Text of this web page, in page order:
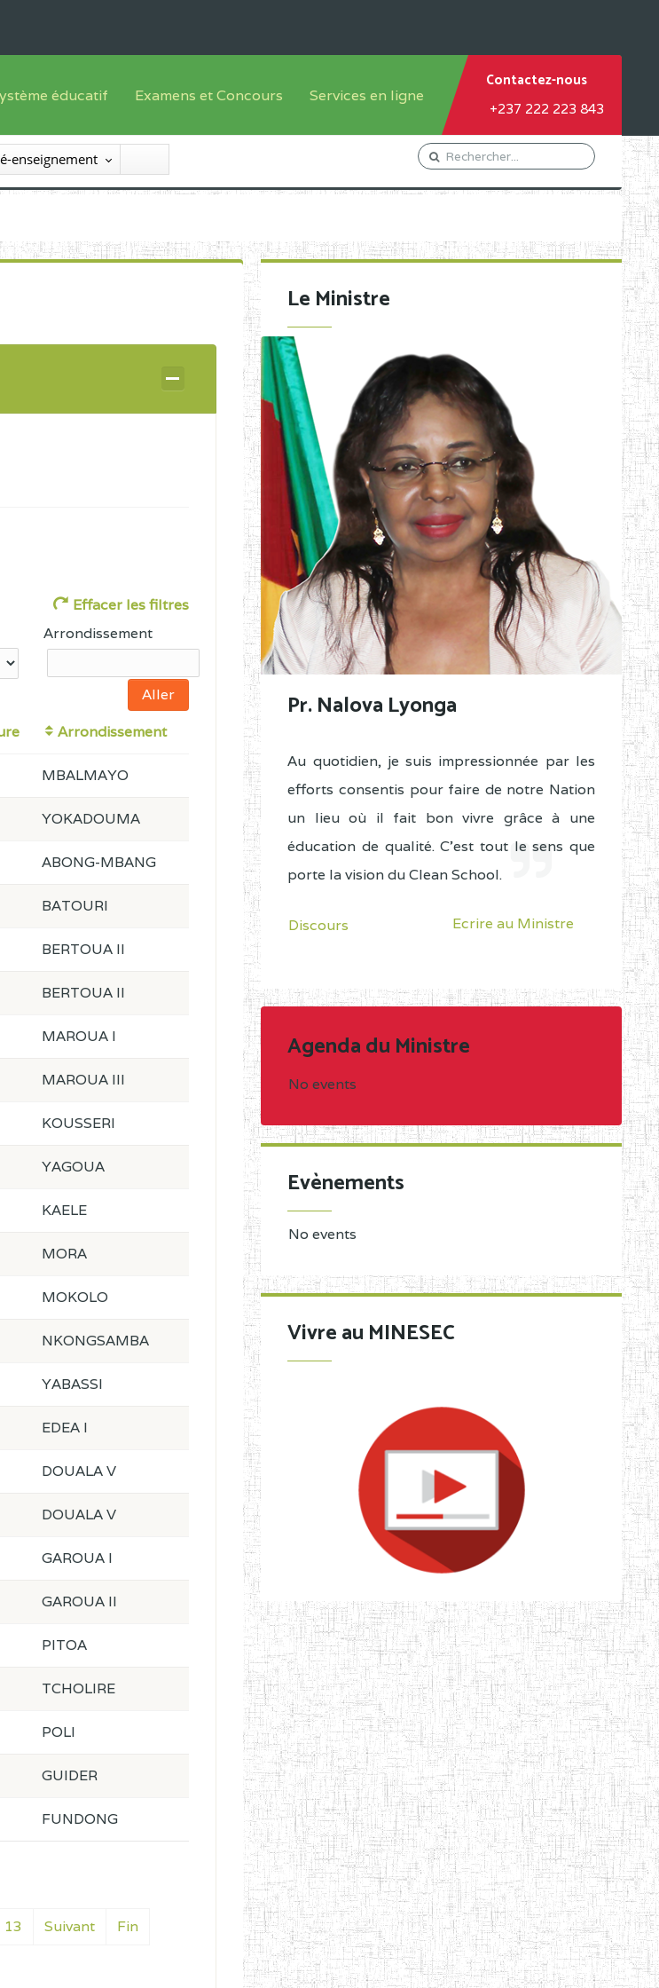
des Enseignements
éducatif
de formation
Sous système francophone
d'études
Examens et Concours
Inscriptions
Liste des candidats
Diplômes disponibles
Services en ligne
Orientation Conseil
Gestion du Personnel
Demande de subvention
Contactez-nous
+237 222 223 843
enseignement
Effacer les filtres
Arrondissement
Arrondissement
13 Suivant Fin
MBALMAYO
YOKADOUMA
ABONG-MBANG
BATOURI
BERTOUA II
BERTOUA II
MAROUA I
MAROUA III
KOUSSERI
YAGOUA
KAELE
MORA
MOKOLO
NKONGSAMBA
YABASSI
EDEA I
DOUALA V
DOUALA V
GAROUA I
GAROUA II
PITOA
TCHOLIRE
POLI
GUIDER
FUNDONG
Le Ministre
Pr. Nalova Lyonga
Au quotidien, je suis impressionnée par les
efforts consentis pour faire de notre Nation
un lieu où il fait bon vivre grâce à une
éducation de qualité. C'est tout le sens que
porte la vision du Clean School.
Discours Ecrire au Ministre
Agenda du Ministre
No events
Evènements
No events
Vivre au MINESEC